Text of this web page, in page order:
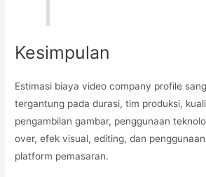
Kesimpulan
Estimasi biaya video company profile
tergantung pada durasi, tim produksi,
pengambilan gambar, penggunaan
over, efek visual, editing, dan
platform pemasaran.